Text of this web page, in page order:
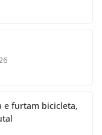
e furtam bicicleta,